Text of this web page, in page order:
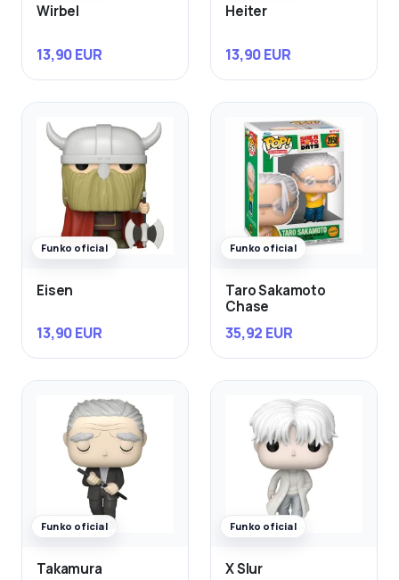
Wirbel
13,90 EUR
Heiter
13,90 EUR
Funko oficial
Eisen
13,90 EUR
Funko oficial
Taro Sakamoto
Chase
35,92 EUR
Funko oficial
Takamura
Funko oficial
X Slur